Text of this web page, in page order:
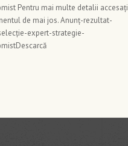
Pentru mai multe detalii accesați
de mai jos. Anunț-rezultat-
expert-strategie-